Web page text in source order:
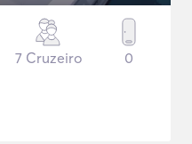
7 Cruzeiro 0